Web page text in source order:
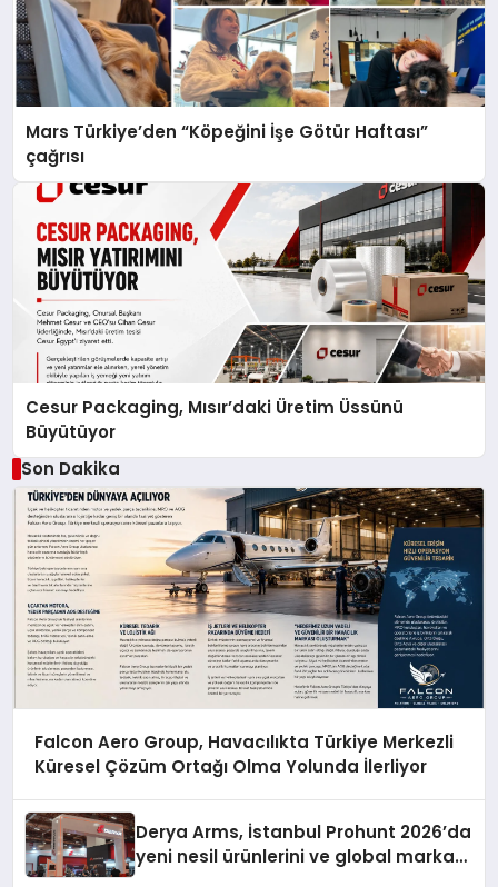
Mars Türkiye’den “Köpeğini İşe Götür Haftası”
çağrısı
Cesur Packaging, Mısır’daki Üretim Üssünü
Büyütüyor
Son Dakika
Falcon Aero Group, Havacılıkta Türkiye Merkezli
Küresel Çözüm Ortağı Olma Yolunda İlerliyor
Derya Arms, İstanbul Prohunt 2026’da
yeni nesil ürünlerini ve global marka